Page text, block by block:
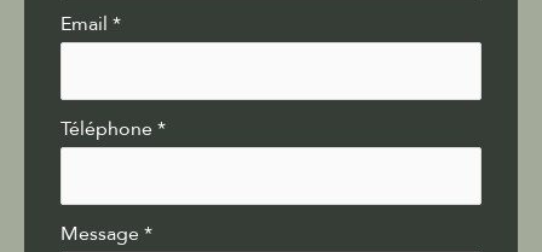
Email *
Téléphone*
Message*